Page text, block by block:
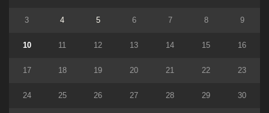
3 4 5 6 7 8 9
10 11 12 13 14 15 16
17 18 19 20 21 22 23
24 25 26 27 28 29 30